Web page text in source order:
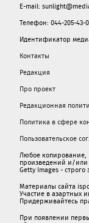
E-mail:
Телефон: 044-205-43-
Идентификатор
Контакты
Редакция
Про проект
Редакционная
Политика в сфере
Пользовательское
Любое копирование,
произведений и/или
Getty Images -
Материалы сайта
Участие в азартных
Придерживайтесь
При появлении